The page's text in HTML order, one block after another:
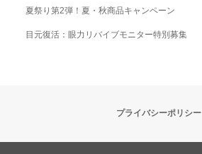
夏祭り第2弾！夏・秋商品キャンペーン
目元復活：眼力リバイブモニター特別募集
プライバシーポリシー